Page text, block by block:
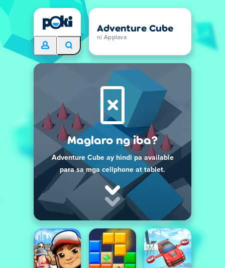
Adventure Cube
ni Applava
Maglaro ng iba?
Adventure Cube ay hindi pa available
para sa mga cellphone at tablet.